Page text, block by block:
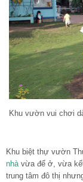
Khu vườn vui chơi
Khu biệt thự vườn
nhà vừa để ở, vừa
trung tâm đô thị